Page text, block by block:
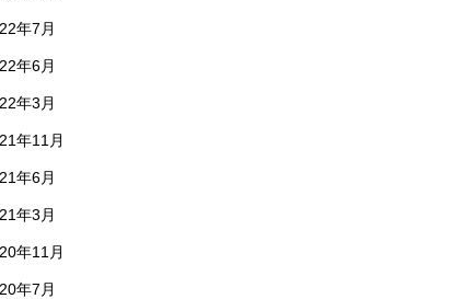
年7月
年6月
年3月
年11月
年6月
年3月
年11月
年7月